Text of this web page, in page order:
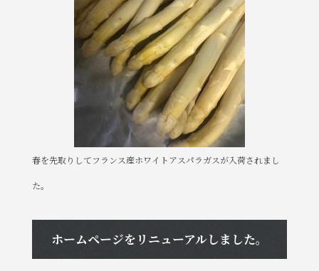
春を先取りしてフランス産ホワイトアスパラガスが入荷されまし
た。
ホームページをリニューアルしました。